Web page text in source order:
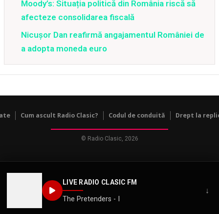
LIVE RADIO CLASIC FM
The Pretenders - I
↓
Moody’s: Situația politică din România riscă să
afecteze consolidarea fiscală
Nicușor Dan reafirmă angajamentul României de
a adopta moneda euro
Cum ascult Radio Clasic? Codul de conduită Drept la
© Radio Clasic, 2026